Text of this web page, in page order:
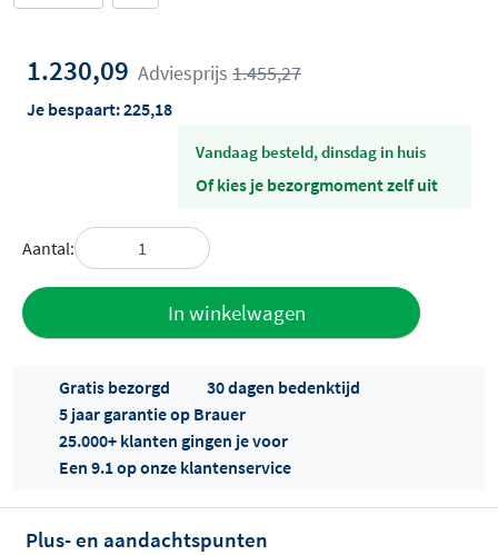
1.230,09 Adviesprijs 1.455,27
Je bespaart:225,18
vandaag besteld, dinsdag in huis
Of kies je bezorgmoment zelf uit
Aantal:
In winkelwagen
Offertes
Gratis bezorgd
30 dagen bedenktijd
5 jaar garantie op Brauer
25.000+ klanten gingen je voor
Een 9.1 op onze klantenservice
Plus- en aandachtspunten